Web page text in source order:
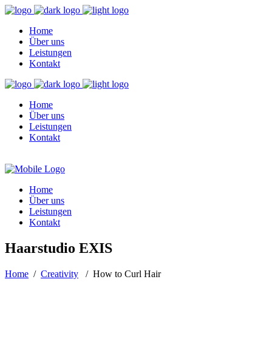
Home
Über uns
Leistungen
Kontakt
Home
Über uns
Leistungen
Kontakt
Home
Über uns
Leistungen
Kontakt
Haarstudio EXIS
Home / Creativity / How to Curl Hair